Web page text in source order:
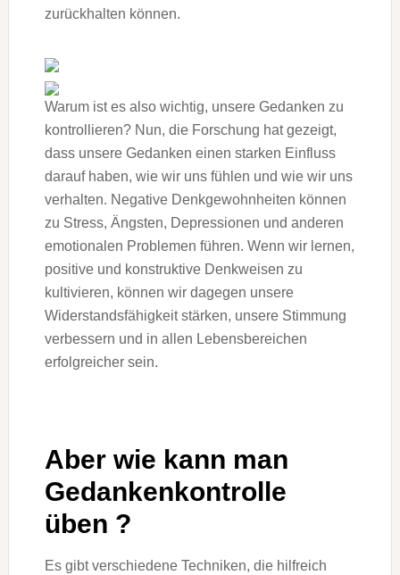
zurückhalten können.
Warum ist es also wichtig, unsere Gedanken zu
kontrollieren? Nun, die Forschung hat gezeigt,
dass unsere Gedanken einen starken Einfluss
darauf haben, wie wir uns fühlen und wie wir uns
verhalten. Negative Denkgewohnheiten können
zu Stress, Ängsten, Depressionen und anderen
emotionalen Problemen führen. Wenn wir lernen,
positive und konstruktive Denkweisen zu
kultivieren, können wir dagegen unsere
Widerstandsfähigkeit stärken, unsere Stimmung
verbessern und in allen Lebensbereichen
erfolgreicher sein.
Aber wie kann man
Gedankenkontrolle
üben ?
Es gibt verschiedene Techniken, die hilfreich